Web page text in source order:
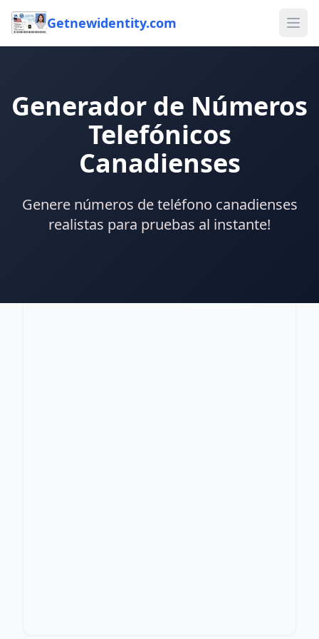
Getnewidentity.com
Generador de Números
Telefónicos
Canadienses
Genere números de teléfono canadienses
realistas para pruebas al instante!